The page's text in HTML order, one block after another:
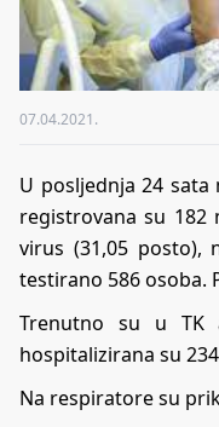
07.04.2021.
U posljednja 24
registrovana su 182
virus (31,05
testirano 586 osoba.
Trenutno su u TK
hospitalizirana su
Na respiratore su